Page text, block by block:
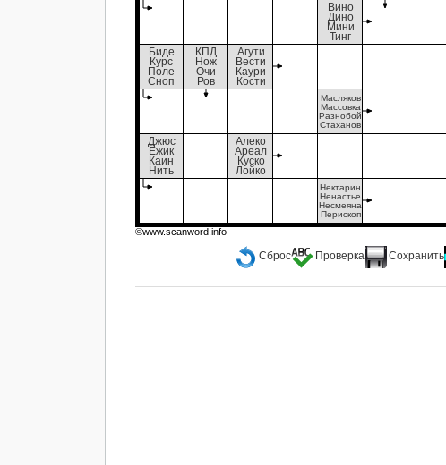
Сброс Проверка Сохранить
Вино
Дино
Мини
Тинг
Биде
Курс
Поле
Сноп
КПД
Нож
Очи
Ров
Агути
Вести
Каури
Кости
Масляков
Массовка
Разнобой
Стаханов
Джюс
Ёжик
Каин
Нить
Алеко
Ареал
Куско
Лойко
Нектарин
Ненастье
Несмеяна
Перископ
©www.scanword.info